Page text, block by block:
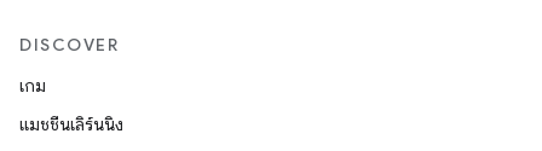
DISCOVER
เกม
แมชชีนเลิร์นนิง